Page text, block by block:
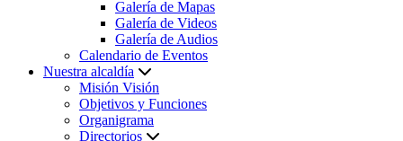
Galería de Mapas
Galería de Videos
Galería de Audios
Calendario de Eventos
Nuestra alcaldía
Misión Visión
Objetivos y Funciones
Organigrama
Directorios